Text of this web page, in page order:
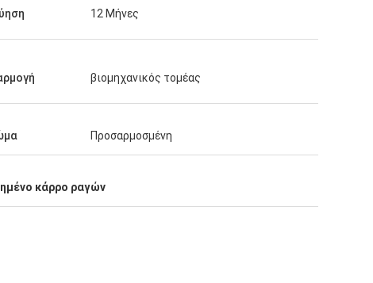
12 Μήνες
βιομηχανικός τομέας
Προσαρμοσμένη
κάρρο ραγών